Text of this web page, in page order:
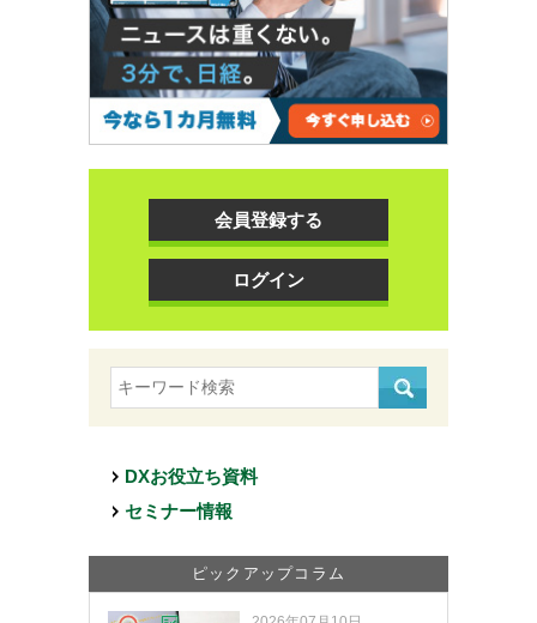
会員登録する
ログイン
DXお役立ち資料
セミナー情報
ピックアップコラム